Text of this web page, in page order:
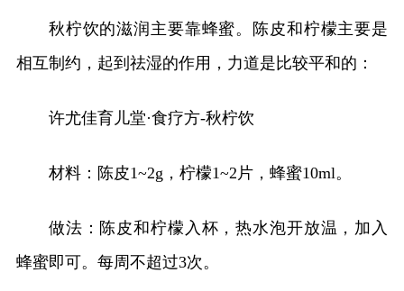
秋柠饮的滋润主要靠蜂蜜。陈皮和柠檬主要是
相互制约，起到祛湿的作用，力道是比较平和的：
许尤佳育儿堂·食疗方-秋柠饮
材料：陈皮1~2g，柠檬1~2片，蜂蜜10ml。
做法：陈皮和柠檬入杯，热水泡开放温，加入
蜂蜜即可。每周不超过3次。